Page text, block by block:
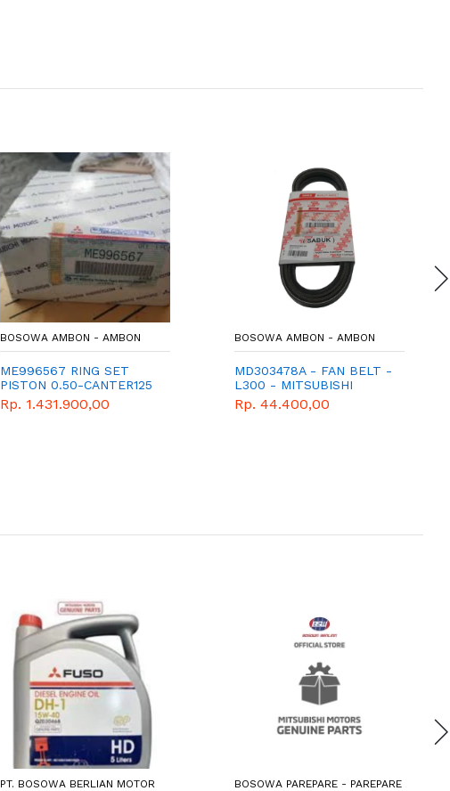
BOSOWA AMBON - AMBON
ME996567 RING SET
PISTON 0.50-CANTER125
Rp. 1.431.900,00
BOSOWA AMBON - AMBON
MD303478A - FAN BELT -
L300 - MITSUBISHI
GENUINE PART
Rp. 44.400,00
PT. BOSOWA BERLIAN MOTOR
BOSOWA PAREPARE - PAREPARE